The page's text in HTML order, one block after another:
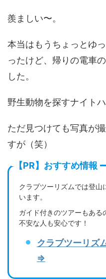
羨ましい〜。
本当はもうちょっとゆ
ったけど、帰りの電車
した。
野生動物を探すナイト
ただ見つけても写真が
すが（笑）
【PR】おすすめ情報
クラブツーリズムでは登山
います。
ガイド付きのツアーもある
不安な人も安心です！
クラブツーリズ
⇒